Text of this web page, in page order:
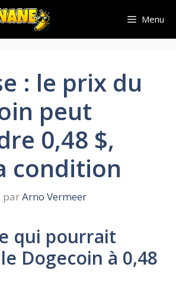
Menu
: le prix du
peut
0,48 $,
condition
parArno Vermeer
qui pourrait
Dogecoin à 0,48